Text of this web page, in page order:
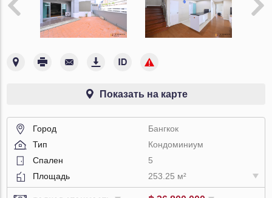
Показать на карте
Город
Бангкок
Тип
Кондоминиум
Спален
5
Площадь
253.25 м²